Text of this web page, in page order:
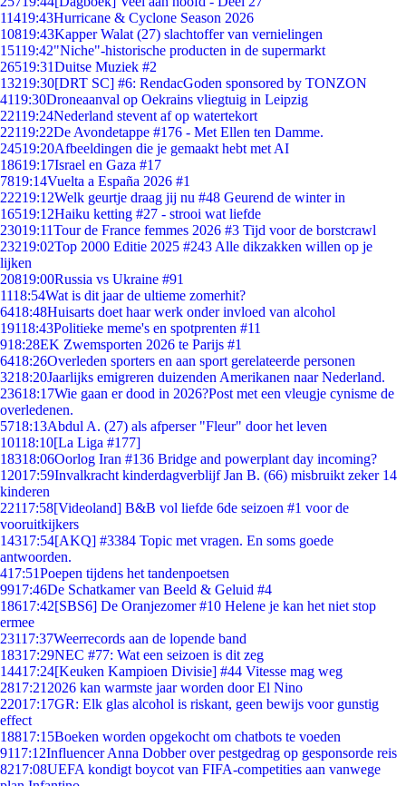
11419:43Hurricane & Cyclone Season 2026
10819:43Kapper Walat (27) slachtoffer van vernielingen
15119:42"Niche"-historische producten in de supermarkt
26519:31Duitse Muziek #2
13219:30[DRT SC] #6: RendacGoden sponsored by TONZON
4119:30Droneaanval op Oekrains vliegtuig in Leipzig
22119:24Nederland stevent af op watertekort
22119:22De Avondetappe #176 - Met Ellen ten Damme.
24519:20Afbeeldingen die je gemaakt hebt met AI
18619:17Israel en Gaza #17
7819:14Vuelta a España 2026 #1
22219:12Welk geurtje draag jij nu #48 Geurend de winter in
16519:12Haiku ketting #27 - strooi wat liefde
23019:11Tour de France femmes 2026 #3 Tijd voor de borstcrawl
23219:02Top 2000 Editie 2025 #243 Alle dikzakken willen op je
lijken
20819:00Russia vs Ukraine #91
1118:54Wat is dit jaar de ultieme zomerhit?
6418:48Huisarts doet haar werk onder invloed van alcohol
19118:43Politieke meme's en spotprenten #11
918:28EK Zwemsporten 2026 te Parijs #1
6418:26Overleden sporters en aan sport gerelateerde personen
3218:20Jaarlijks emigreren duizenden Amerikanen naar Nederland.
23618:17Wie gaan er dood in 2026?Post met een vleugje cynisme de
overledenen.
5718:13Abdul A. (27) als afperser "Fleur" door het leven
10118:10[La Liga #177]
18318:06Oorlog Iran #136 Bridge and powerplant day incoming?
12017:59Invalkracht kinderdagverblijf Jan B. (66) misbruikt zeker 14
kinderen
22117:58[Videoland] B&B vol liefde 6de seizoen #1 voor de
vooruitkijkers
14317:54[AKQ] #3384 Topic met vragen. En soms goede
antwoorden.
417:51Poepen tijdens het tandenpoetsen
9917:46De Schatkamer van Beeld & Geluid #4
18617:42[SBS6] De Oranjezomer #10 Helene je kan het niet stop
ermee
23117:37Weerrecords aan de lopende band
18317:29NEC #77: Wat een seizoen is dit zeg
14417:24[Keuken Kampioen Divisie] #44 Vitesse mag weg
2817:21 2026 kan warmste jaar worden door El Nino
22017:17GR: Elk glas alcohol is riskant, geen bewijs voor gunstig
effect
18817:15Boeken worden opgekocht om chatbots te voeden
9117:12Influencer Anna Dobber over pestgedrag op gesponsorde reis
8217:08UEFA kondigt boycot van FIFA-competities aan vanwege